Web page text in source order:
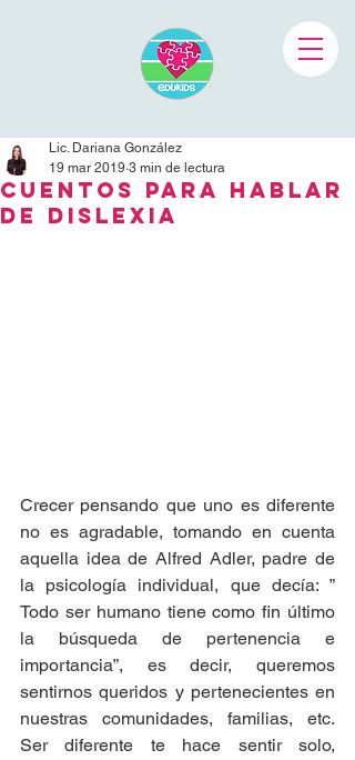
Cuentos para hablar
de dislexia
Lic. Dariana González
19 mar 2019 3 min de lectura
Crecer pensando que uno es diferente
no es agradable, tomando en cuenta
aquella idea de Alfred Adler, padre de
la psicología individual, que decía: ”
Todo ser humano tiene como fin último
la búsqueda de pertenencia e
importancia”, es decir, queremos
sentirnos queridos y pertenecientes en
nuestras comunidades, familias, etc.
Ser diferente te hace sentir solo,